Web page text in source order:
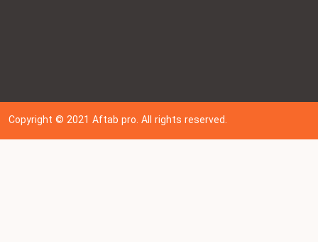
Copyright © 202 1Aftab pro. All rights reserved.